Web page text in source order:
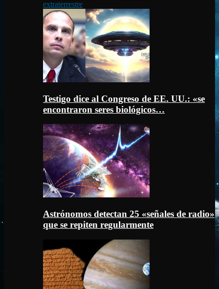
extraterrestre
Testigo dice al Congreso de EE. UU.: «se
encontraron seres biológicos…
Astrónomos detectan 25 «señales de radio»
que se repiten regularmente